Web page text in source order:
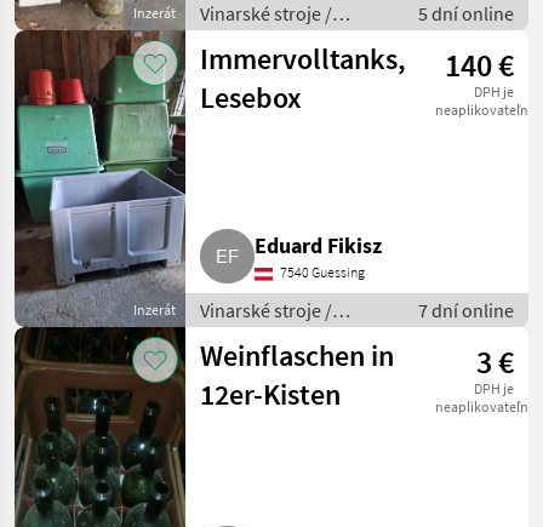
Inzerát
Vinarské stroje /
Ostatné stroje na
vinohradníctvo
5 dní online
Inzerát
Immervolltanks,
Lesebox
140 €
DPH je
neaplikovateľné
Eduard Fikisz
7540 Guessing
Vinarské stroje /
Ostatné stroje na
vinohradníctvo
7 dní online
Weinflaschen in
12er-Kisten
3 €
DPH je
neaplikovateľné